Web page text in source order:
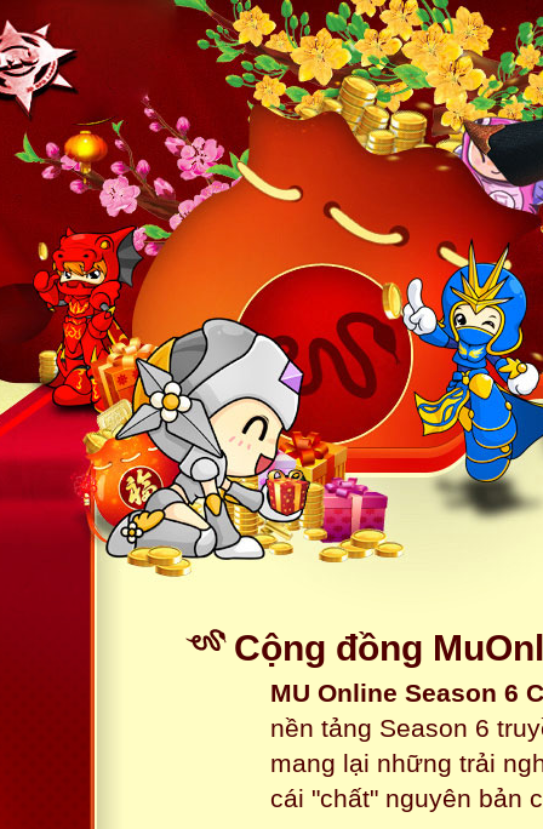
Cộng đồng
MU Online Season 6
nền tảng Season 6
mang lại những trải
cái "chất" nguyên bản